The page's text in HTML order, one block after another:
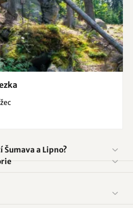
Šumava a Lipno?